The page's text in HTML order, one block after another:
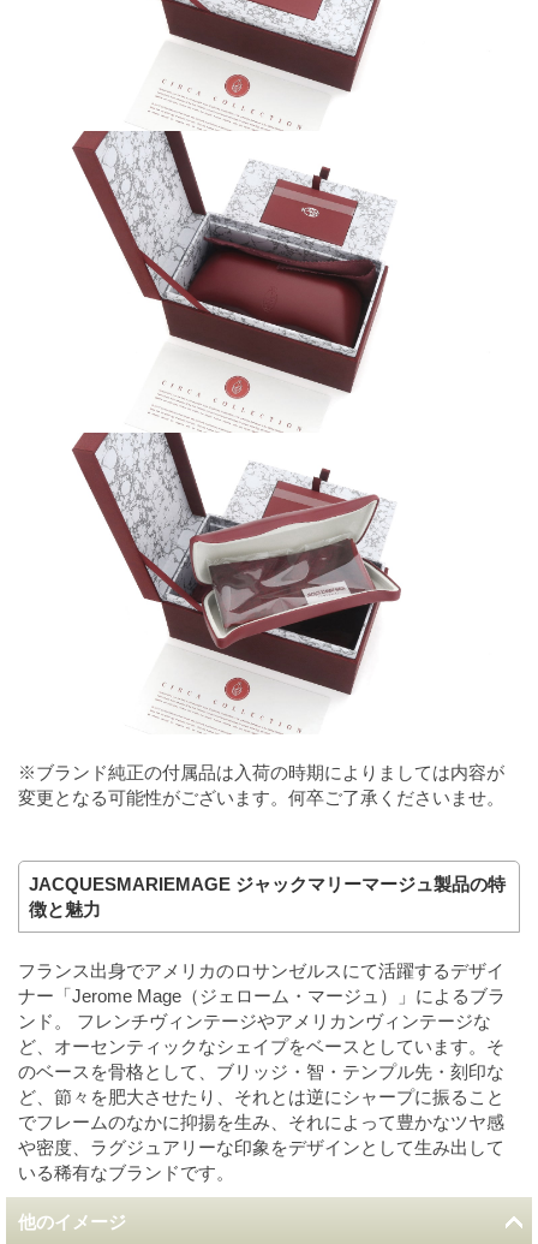
※ブランド純正の付属品は入荷の時期によりましては内容が
変更となる可能性がございます。何卒ご了承くださいませ。
JACQUESMARIEMAGE ジャックマリーマージュ製品の特
徴と魅力
フランス出身でアメリカのロサンゼルスにて活躍するデザイ
ナー「Jerome Mage（ジェローム・マージュ）」によるブラ
ンド。 フレンチヴィンテージやアメリカンヴィンテージな
ど、オーセンティックなシェイプをベースとしています。そ
のベースを骨格として、ブリッジ・智・テンプル先・刻印な
ど、節々を肥大させたり、それとは逆にシャープに振ること
でフレームのなかに抑揚を生み、それによって豊かなツヤ感
や密度、ラグジュアリーな印象をデザインとして生み出して
いる稀有なブランドです。
他のイメージ